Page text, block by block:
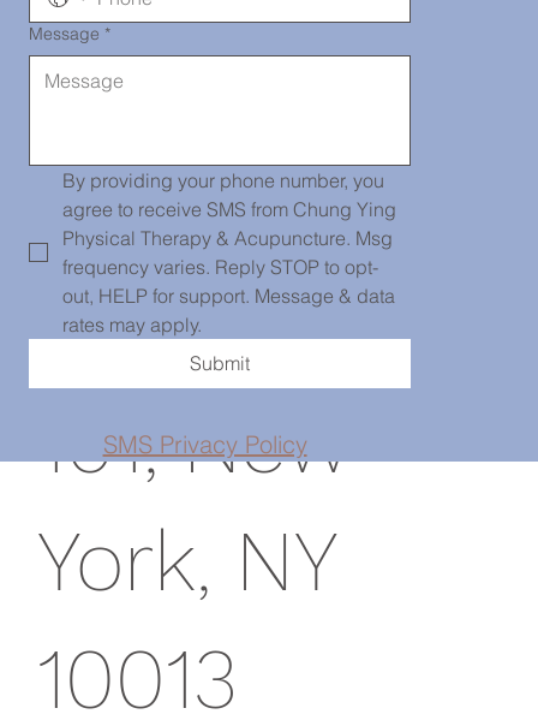
唐人街診所
139 Centre
Street, PH
101, New
York, NY
10013
SMS Privacy Policy
Message *
By providing your phone number, you
agree to receive SMS from Chung Ying
Physical Therapy & Acupuncture. Msg
frequency varies. Reply STOP to opt-
out, HELP for support. Message & data
rates may apply.
Submit